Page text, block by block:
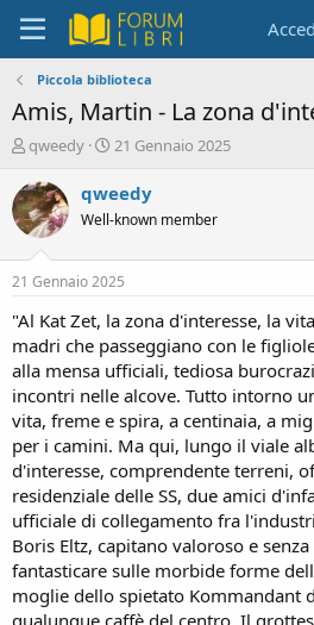
Piccola biblioteca
Amis, Martin - La zona
C
e
a
t
e
D
s
c
u
s
s
i
n
e
qweedy
D
t
a
d
i
n
i
i
o
21 Gennaio 2025
qweedy
Well-known member
21 Gennaio 2025
"Al Kat Zet, la zona d'interesse, la
madri che passeggiano con le
alla mensa ufficiali, tediosa
incontri nelle alcove. Tutto intorno
vita, freme e spira, a centinaia, a
per i camini. Ma qui, lungo il viale
d'interesse, comprendente terreni,
residenziale delle SS, due amici
ufficiale di collegamento fra
Boris Eltz, capitano valoroso e
fantasticare sulle morbide forme
moglie dello spietato Kommandant
qualunque caffè del centro. Il